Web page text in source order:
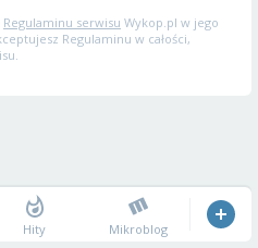
Regulaminu serwisu Wykop.pl w jego
Regulaminu w całości,
Hity Mikroblog